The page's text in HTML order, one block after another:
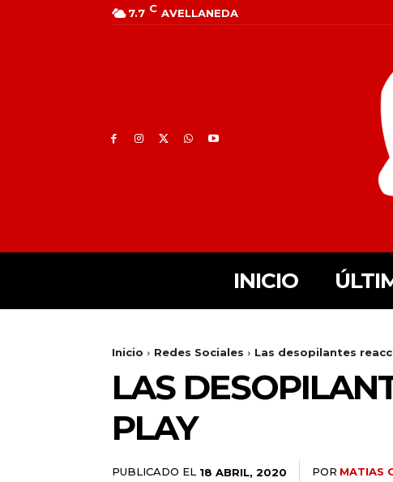
7.7 C AVELLANEDA
INICIO
Inicio Redes Sociales Las desopilantes
LAS
PLAY
PUBLICADO EL 18 ABRIL, 2020 POR MATIAS